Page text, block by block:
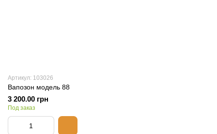
Артикул: 103026
Вапозон модель 88
3 200.00 грн
Под заказ